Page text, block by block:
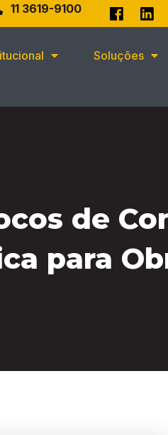
11 3619-9100
Soluções
de
para